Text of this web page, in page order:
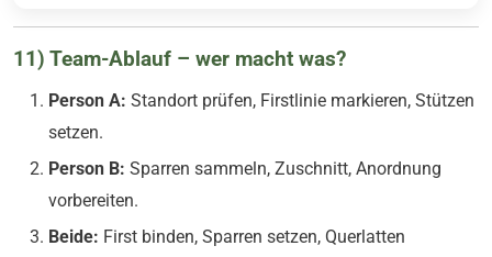
11) Team-Ablauf – wer macht was?
Person A: Standort prüfen, Firstlinie markieren, Stützen
setzen.
Person B: Sparren sammeln, Zuschnitt, Anordnung
vorbereiten.
Beide: First binden, Sparren setzen, Querlatten